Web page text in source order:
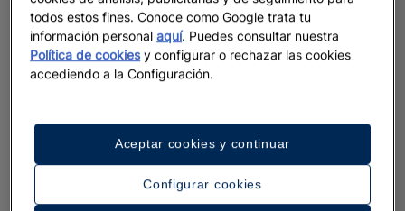
todos estos fines. Conoce como Google trata tu
información personalaquí. Puedes consultar nuestra
Política de cookiesy configurar o rechazar las cookies
accediendo a la Configuración.
Configurar cookies
Aceptar cookies y continuar